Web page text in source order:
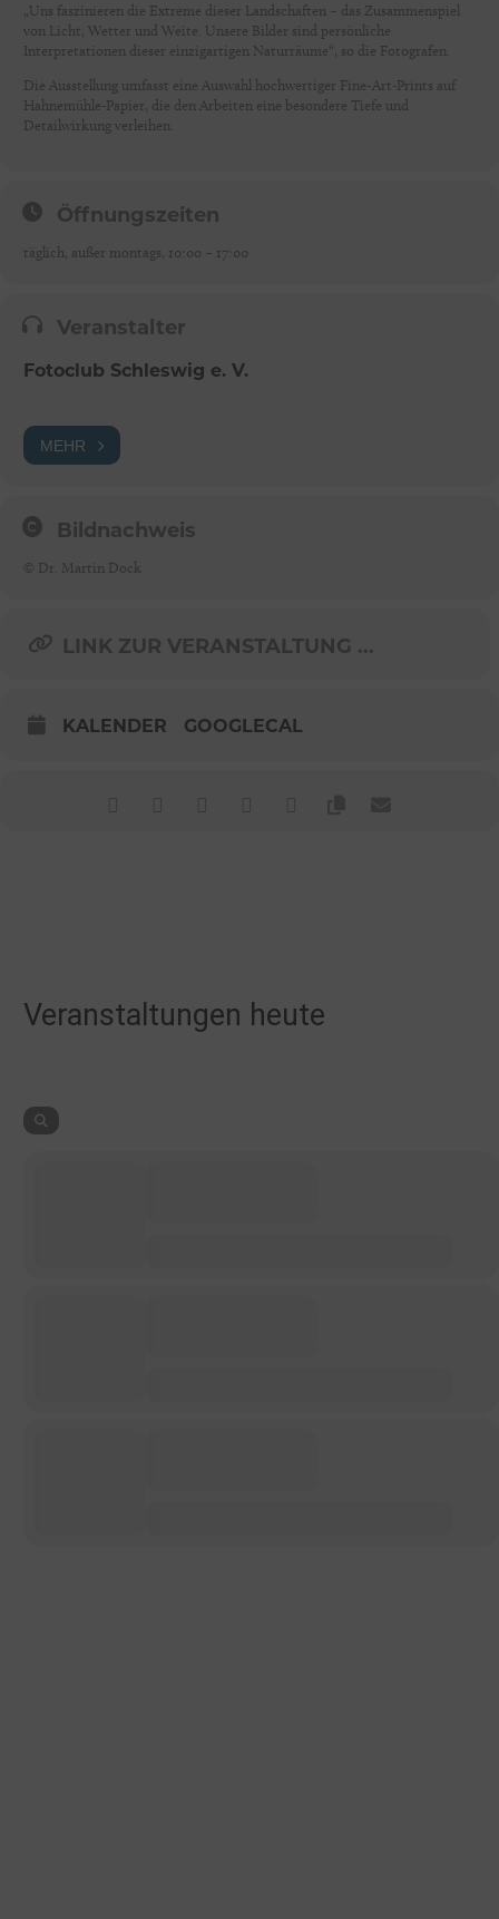
„Uns faszinieren die Extreme dieser Landschaften – das Zusammenspiel
von Licht, Wetter und Weite. Unsere Bilder sind persönliche
Interpretationen dieser einzigartigen Naturräume“, so die Fotografen.
Die Ausstellung umfasst eine Auswahl hochwertiger Fine-Art-Prints auf
Hahnemühle-Papier, die den Arbeiten eine besondere Tiefe und
Detailwirkung verleihen.
Öffnungszeiten
täglich, außer montags, 10:00 – 17:00
Veranstalter
Fotoclub Schleswig e. V.
MEHR
Bildnachweis
© Dr. Martin Dock
LINK ZUR VERANSTALTUNG ...
KALENDER GOOGLECAL
Veranstaltungen heute